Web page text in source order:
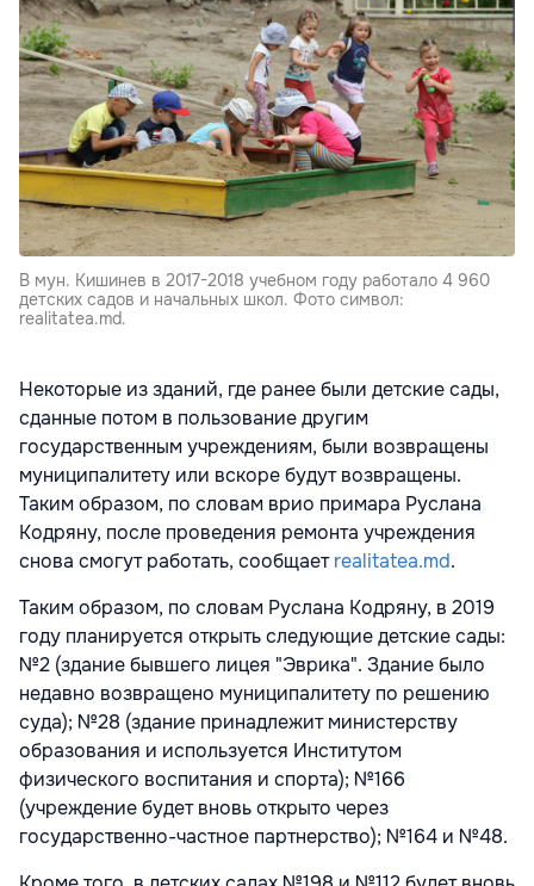
В мун. Кишинев в 2017-2018 учебном году работало 4 960
детских садов и начальных школ. Фото символ:
realitatea.md.
Некоторые из зданий, где ранее были детские сады,
сданные потом в пользование другим
государственным учреждениям, были возвращены
муниципалитету или вскоре будут возвращены.
Таким образом, по словам врио примара Руслана
Кодряну, после проведения ремонта учреждения
снова смогут работать, сообщаетrealitatea.md.
Таким образом, по словам Руслана Кодряну, в 2019
году планируется открыть следующие детские сады:
№2 (здание бывшего лицея "Эврика". Здание было
недавно возвращено муниципалитету по решению
суда); №28 (здание принадлежит министерству
образования и используется Институтом
физического воспитания и спорта); №166
(учреждение будет вновь открыто через
государственно-частное партнерство); №164 и №48.